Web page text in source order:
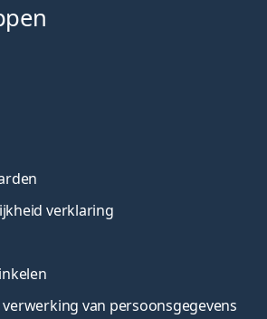
verklaring
van persoonsgegevens